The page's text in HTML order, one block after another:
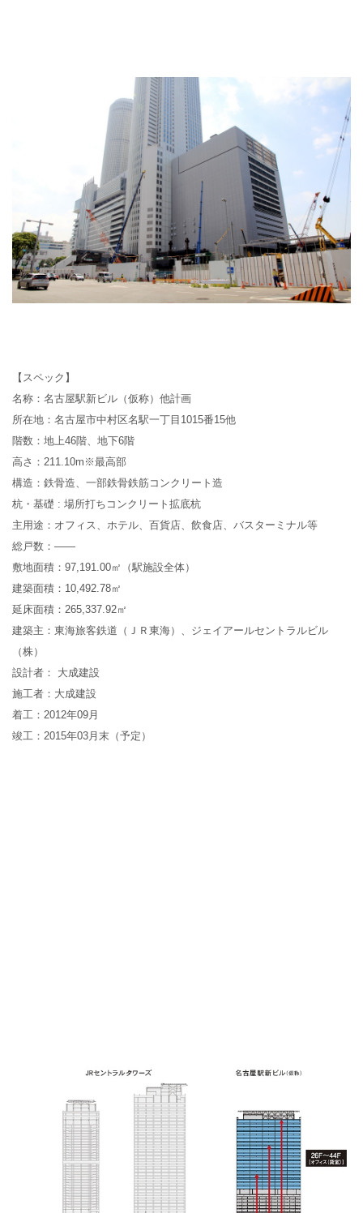
【スペック】
名称： 名古屋駅新ビル（仮称）他計画
所在地： 名古屋市中村区名駅一丁目 1015番15他
階数： 地上46階、地下6階
高さ： 211.10m ※最高部
構造： 鉄骨造、一部鉄骨鉄筋コンクリート造
杭・基礎 : 場所打ちコンクリート拡底杭
主用途： オフィス、ホテル、百貨店、飲食店、バスターミナル等
総戸数：——
敷地面積： 97,191.00㎡（駅施設全体）
建築面積： 10,492.78㎡
延床面積： 265,337.92㎡
建築主： 東海旅客鉄道（ＪＲ東海）、ジェイアールセントラルビル
（株）
設計者： 大成建設
施工者：大成建設
着工：2012年09月
竣工：2015年03月末（予定）